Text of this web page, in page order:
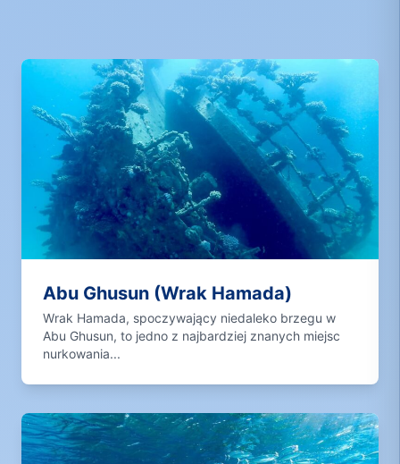
Abu Ghusun (Wrak Hamada)
Wrak Hamada, spoczywający niedaleko brzegu w
Abu Ghusun, to jedno z najbardziej znanych miejsc
nurkowania...